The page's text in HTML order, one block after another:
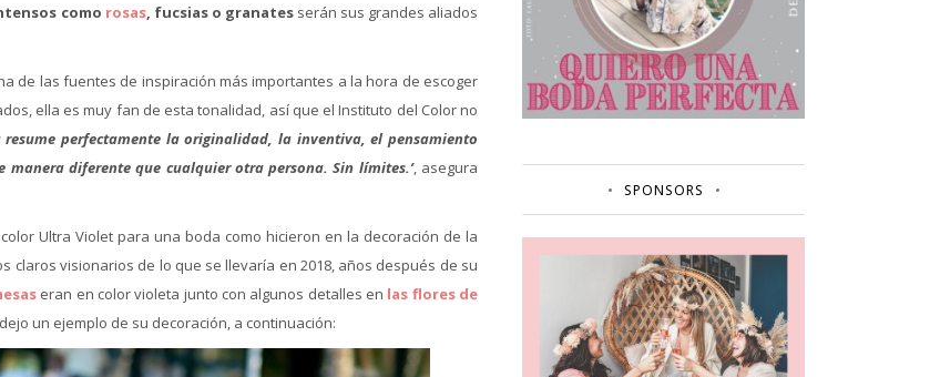
como rosas, fucsias o granatesserán sus grandes aliados
de las fuentes de inspiración más importantes a la hora de escoger
ella es muy fan de esta tonalidad, así que el Instituto del Color no
resume perfectamente la originalidad, la inventiva, el pensamiento
diferente que cualquier otra persona. Sin límites.’, asegura
Ultra Violet para una boda como hicieron en la decoración de la
claros visionarios de lo que se llevaría en 2018, años después de su
eran en color violeta junto con algunos detalles en las flores de
un ejemplo de su decoración, a continuación:
SPONSORS